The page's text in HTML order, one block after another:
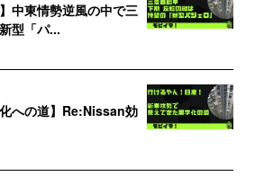
中東情勢逆風の中で三
型「パ...
への道】Re:Nissan効